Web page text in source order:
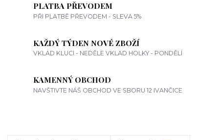
PLATBA PŘEVODEM
PŘI PLATBĚ PŘEVODEM - SLEVA 5%
KAŽDÝ TÝDEN NOVÉ ZBOŽÍ
VKLAD KLUCI - NEDĚLE VKLAD HOLKY - PONDĚLÍ
KAMENNÝ OBCHOD
NAVŠTIVTE NÁŠ OBCHOD VE SBORU 12 IVANČICE